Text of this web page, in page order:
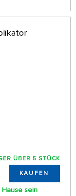
ÜBER 5 STÜCK
KAUFEN
Hause sein